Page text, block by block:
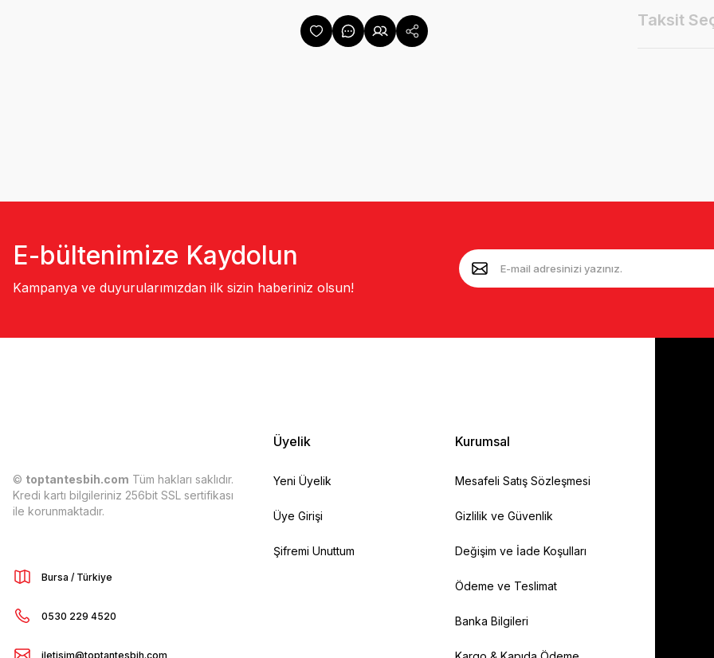
Taksit
E-bültenimize Kaydolun
Kampanya ve duyurularımızdan ilk sizin haberiniz olsun!
© toptantesbih.com Tüm hakları saklıdır.
Kredi kartı bilgileriniz 256bit SSL sertifikası
ile korunmaktadır.
Bursa / Türkiye
0530 229 4520
iletisim@toptantesbih.com
Üyelik
Yeni Üyelik
Üye Girişi
Şifremi Unuttum
Kurumsal
Mesafeli Satış Sözleşmesi
Gizlilik ve Güvenlik
Değişim ve İade Koşulları
Ödeme ve Teslimat
Banka Bilgileri